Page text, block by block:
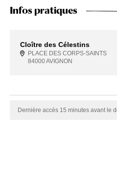
Infos pratiques
Cloître des Célestins
PLACE DES CORPS-SAINTS
84000 AVIGNON
Dernière accès 15 minutes avant le